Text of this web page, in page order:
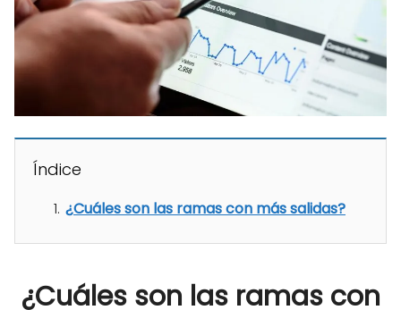
Índice
¿Cuáles son las ramas con más salidas?
¿Cuáles son las ramas con